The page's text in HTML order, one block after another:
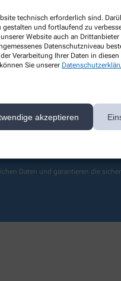
technisch erforderlich sind.
und fortlaufend zu
Website auch an Drittanbieter
Datenschutzniveau
Verarbeitung Ihrer Daten in
Sie unserer
akzeptieren
Daten und garantieren die